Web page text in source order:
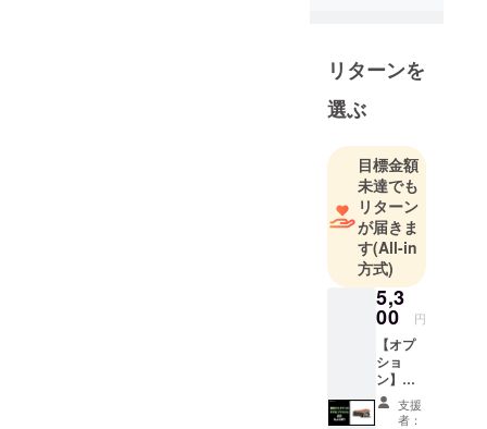
ティのライ
ンナップで
ある
【ME】
【LIFE】
は、日常の
移動手段と
してはもち
ろんのこ
と、週末の
アウトドア
シーンや
キャンプ場
でも数多く
のお客様に
リターンを
選ぶ
目標金額
未達でも
リターン
が届きま
す(All-in
方式)
5,3
00 円
【オプ
ショ
ン】
RHINO
B専用カ
支援
者：